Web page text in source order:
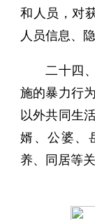
和人员，对
人员信息、
二十四
施的暴力行
以外共同生
婿、公婆、
养、同居等